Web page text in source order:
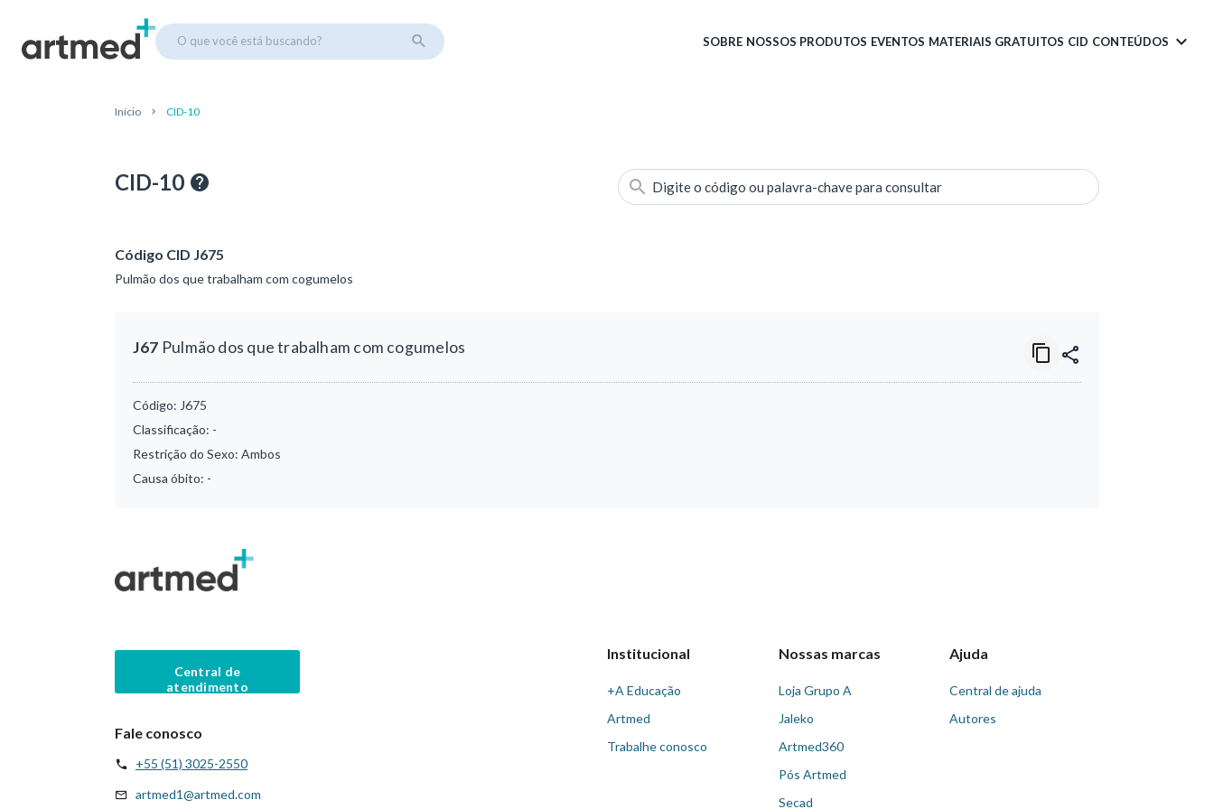
O que você está buscando? SOBRE NOSSOS PRODUTOS EVENTOS MATERIAIS GRATUITOS CID CONTEÚDOS
Início CID-10
CID-10 Digite o código ou palavra-chave para consultar
Código CID J675
Pulmão dos que trabalham com cogumelos
J67 Pulmão dos que trabalham com cogumelos
Código: J675
Classificação: -
Restrição do Sexo: Ambos
Causa óbito: -
Central de
atendimento
Fale conosco
+55 (51) 3025-2550
artmed1@artmed.com
Institucional
+A Educação
Artmed
Trabalhe conosco
Nossas marcas
Loja Grupo A
Jaleko
Artmed360
Pós Artmed
Secad
Ajuda
Central de ajuda
Autores